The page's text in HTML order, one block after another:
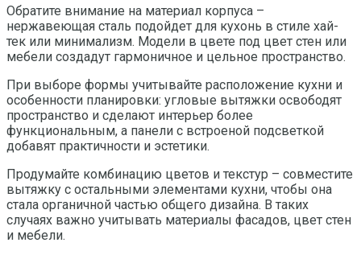
Обратите внимание на материал корпуса –
нержавеющая сталь подойдет для кухонь в стиле хай-
тек или минимализм. Модели в цвете под цвет стен или
мебели создадут гармоничное и цельное пространство.
При выборе формы учитывайте расположение кухни и
особенности планировки: угловые вытяжки освободят
пространство и сделают интерьер более
функциональным, а панели с встроеной подсветкой
добавят практичности и эстетики.
Продумайте комбинацию цветов и текстур – совместите
вытяжку с остальными элементами кухни, чтобы она
стала органичной частью общего дизайна. В таких
случаях важно учитывать материалы фасадов, цвет стен
и мебели.